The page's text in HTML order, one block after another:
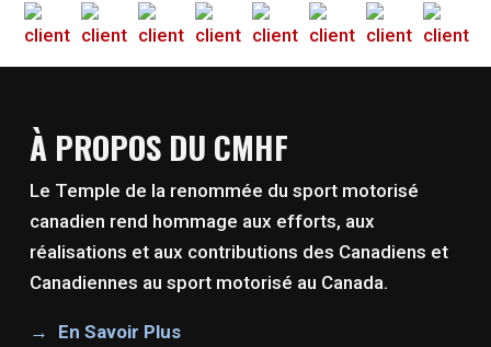
À PROPOS DU CMHF
Le Temple de la renommée du sport motorisé
canadien rend hommage aux efforts, aux
réalisations et aux contributions des Canadiens et
Canadiennes au sport motorisé au Canada.
En Savoir Plus